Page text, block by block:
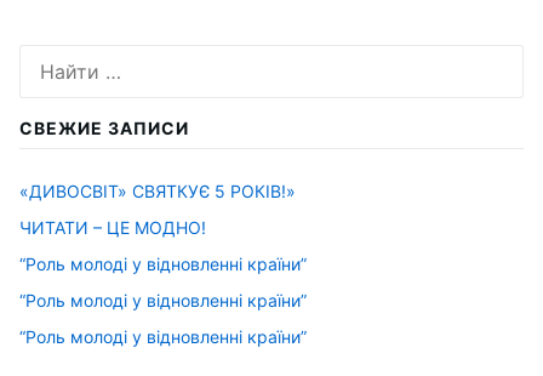
СВЕЖИЕ ЗАПИСИ
«ДИВОСВІТ» СВЯТКУЄ 5 РОКІВ!»
ЧИТАТИ – ЦЕ МОДНО!
“Роль молоді у відновленні країни”
“Роль молоді у відновленні країни”
“Роль молоді у відновленні країни”